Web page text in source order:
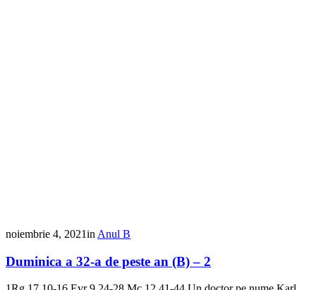
noiembrie 4, 2021in Anul B
Duminica a 32-a de peste an (B) – 2